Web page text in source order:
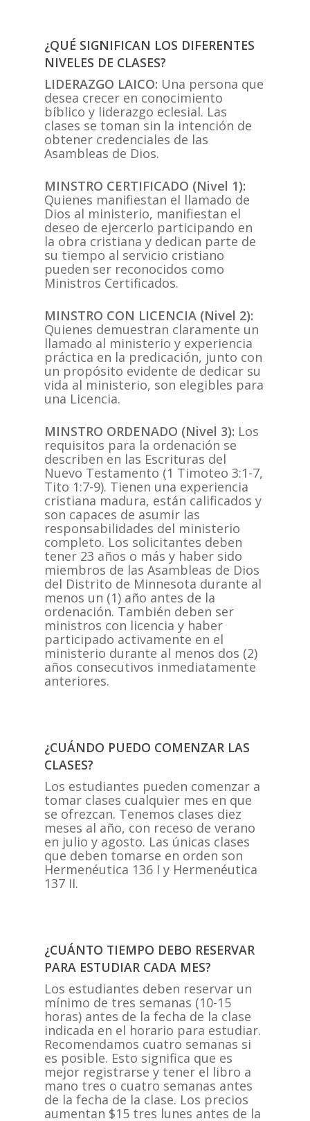
¿QUÉ SIGNIFICAN LOS DIFERENTES
NIVELES DE CLASES?
LIDERAZGO LAICO: Una persona que
desea crecer en conocimiento
bíblico y liderazgo eclesial. Las
clases se toman sin la intención de
obtener credenciales de las
Asambleas de Dios.
MINSTRO CERTIFICADO (Nivel 1):
Quienes manifiestan el llamado de
Dios al ministerio, manifiestan el
deseo de ejercerlo participando en
la obra cristiana y dedican parte de
su tiempo al servicio cristiano
pueden ser reconocidos como
Ministros Certificados.
MINSTRO CON LICENCIA (Nivel 2):
Quienes demuestran claramente un
llamado al ministerio y experiencia
práctica en la predicación, junto con
un propósito evidente de dedicar su
vida al ministerio, son elegibles para
una Licencia.
MINSTRO ORDENADO (Nivel 3): Los
requisitos para la ordenación se
describen en las Escrituras del
Nuevo Testamento (1 Timoteo 3:1-7,
Tito 1:7-9). Tienen una experiencia
cristiana madura, están calificados y
son capaces de asumir las
responsabilidades del ministerio
completo. Los solicitantes deben
tener 23 años o más y haber sido
miembros de las Asambleas de Dios
del Distrito de Minnesota durante al
menos un (1) año antes de la
ordenación. También deben ser
ministros con licencia y haber
participado activamente en el
ministerio durante al menos dos (2)
años consecutivos inmediatamente
anteriores.
¿CUÁNDO PUEDO COMENZAR LAS
CLASES?
Los estudiantes pueden comenzar a
tomar clases cualquier mes en que
se ofrezcan. Tenemos clases diez
meses al año, con receso de verano
en julio y agosto. Las únicas clases
que deben tomarse en orden son
Hermenéutica 136 I y Hermenéutica
137 II.
¿CUÁNTO TIEMPO DEBO RESERVAR
PARA ESTUDIAR CADA MES?
Los estudiantes deben reservar un
mínimo de tres semanas (10-15
horas) antes de la fecha de la clase
indicada en el horario para estudiar.
Recomendamos cuatro semanas si
es posible. Esto significa que es
mejor registrarse y tener el libro a
mano tres o cuatro semanas antes
de la fecha de la clase. Los precios
aumentan $15 tres lunes antes de la